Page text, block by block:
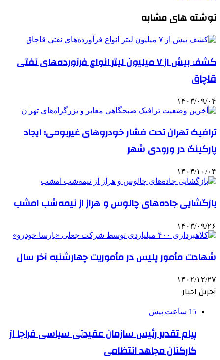
نوشته های مشابه
کشف بیش از ۷ میلیون لیتر انواع فرآورده‌های نفتی
قاچاق
۱۴۰۳/۰۹/۰۴
ترافیک تهران تحت فشار خودروهای غیربومی؛ ایجاد
پارکینگ‌ در ورودی شهر
۱۴۰۳/۱۰/۰۴
بازگشایی جاده‌های چالوس و هراز از نیمه‌شب امشب
۱۴۰۳/۰۹/۲۶
شهادت مأمور پلیس در مأموریت چهارشنبه‌ آخر سال
۱۴۰۲/۱۲/۲۷
آخرین اخبار
15 ساعت پیش
پیام تقدیر رئیس سازمان عقیدتی سیاسی فراجا از
کارکنان مجاهد انتظامی